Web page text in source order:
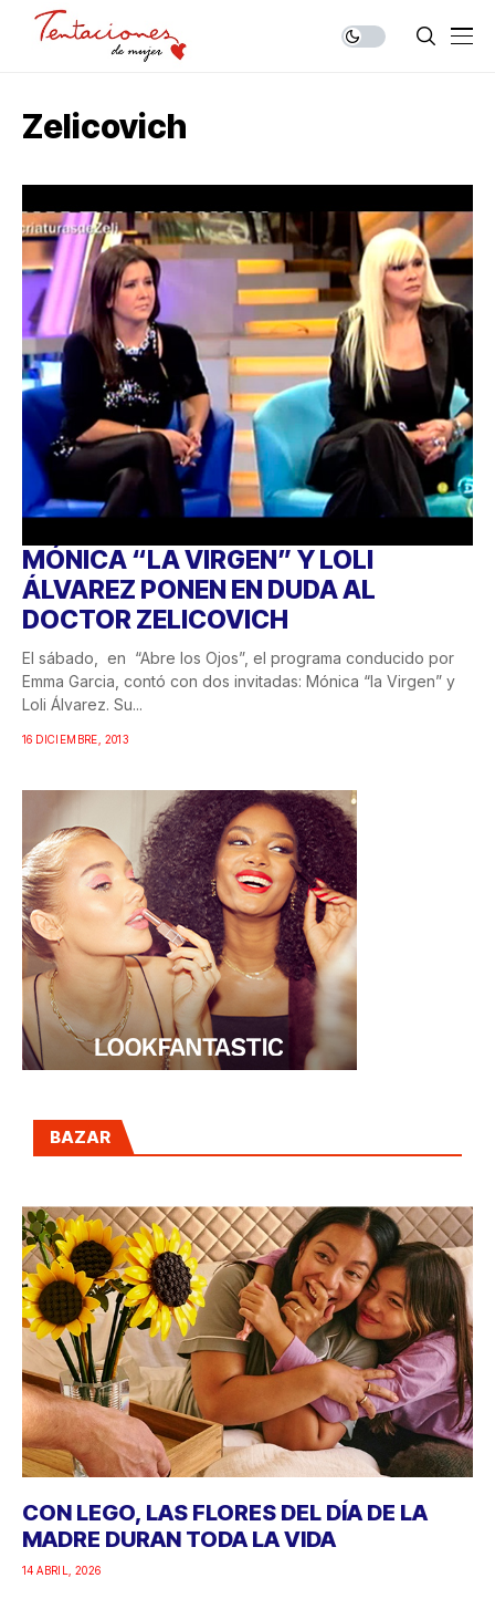
Zelicovich
MÓNICA “LA VIRGEN” Y LOLI
ÁLVAREZ PONEN EN DUDA AL
DOCTOR ZELICOVICH
El sábado, en “Abre los Ojos”, el programa conducido por
Emma Garcia, contó con dos invitadas: Mónica “la Virgen” y
Loli Álvarez. Su...
16 DICIEMBRE, 2013
BAZAR
CON LEGO, LAS FLORES DEL DÍA DE LA
MADRE DURAN TODA LA VIDA
14 ABRIL, 2026